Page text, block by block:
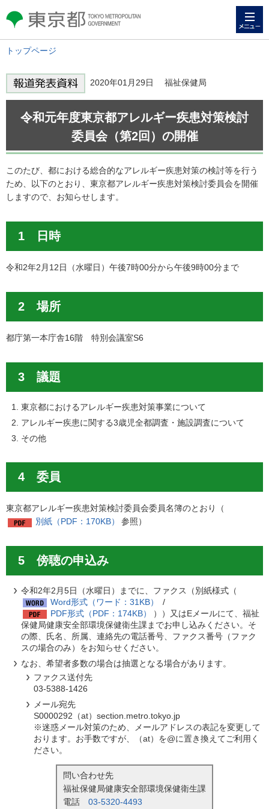
東京都 TOKYO METROPOLITAN
GOVERNMENT
トップページ
2020年01月29日 福祉保健局
令和元年度東京都アレルギー疾患対策検討
委員会（第2回）の開催
このたび、都における総合的なアレルギー疾患対策の検討等を行う
ため、以下のとおり、東京都アレルギー疾患対策検討委員会を開催
しますので、お知らせします。
1 日時
令和2年2月12日（水曜日）午後7時00分から午後9時00分まで
2 場所
都庁第一本庁舎16階 特別会議室S6
3 議題
東京都におけるアレルギー疾患対策事業について
アレルギー疾患に関する3歳児全都調査・施設調査について
その他
4 委員
東京都アレルギー疾患対策検討委員会委員名簿のとおり（
別紙（PDF：170KB）
参照）
5 傍聴の申込み
令和2年2月5日（水曜日）までに、ファクス（別紙様式（
Word形式（ワード：31KB）
/
PDF形式（PDF：174KB）
））又はEメールにて、福祉
保健局健康安全部環境保健衛生課までお申し込みください。そ
の際、氏名、所属、連絡先の電話番号、ファクス番号（ファク
スの場合のみ）をお知らせください。
なお、希望者多数の場合は抽選となる場合があります。
ファクス送付先
03-5388-1426
メール宛先
S0000292（at）section.metro.tokyo.jp
※迷惑メール対策のため、メールアドレスの表記を変更して
おります。お手数ですが、（at）を@に置き換えてご利用く
ださい。
問い合わせ先
福祉保健局健康安全部環境保健衛生課
電話 03-5320-4493